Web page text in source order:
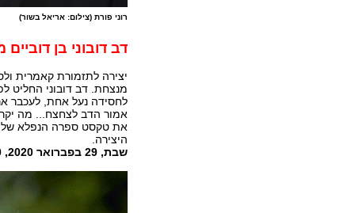
רוני פורת (צילום: אריאל בשור)
דב דובוני בן
יצירה לתזמורת קאמרית
מנצחת. דב דובוני החליט
לחסידה נעל אחת, לעכבר
אמור הדב לצחצח... מה
את טקסט ספרה הנפלא של
היצירה.
שבת, 29 בפברואר 2020, 10:30, 12:30, מרכז המוזיקה יפו.